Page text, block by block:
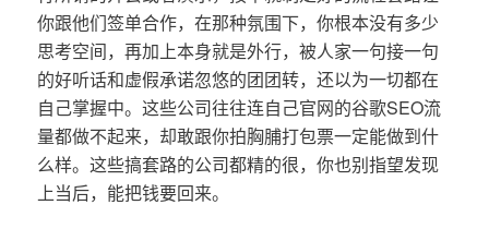
你跟他们签单合作，在那种氛围下，你根本没有多少
思考空间，再加上本身就是外行，被人家一句接一句
的好听话和虚假承诺忽悠的团团转，还以为一切都在
自己掌握中。这些公司往往连自己官网的谷歌SEO流
量都做不起来，却敢跟你拍胸脯打包票一定能做到什
么样。这些搞套路的公司都精的很，你也别指望发现
上当后，能把钱要回来。